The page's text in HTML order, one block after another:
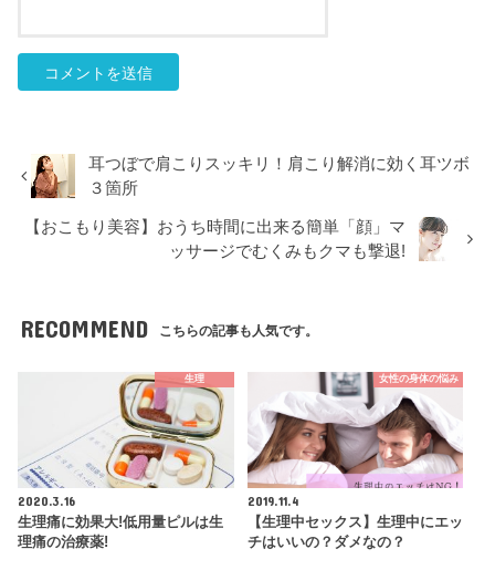
耳つぼで肩こりスッキリ！肩こり解消に効く耳ツボ
３箇所
【おこもり美容】おうち時間に出来る簡単「顔」マ
ッサージでむくみもクマも撃退!
RECOMMEND こちらの記事も人気です。
生理
2020.3.16
生理痛に効果大!低用量ピルは生
理痛の治療薬!
女性の身体の悩み
2019.11.4
【生理中セックス】生理中にエッ
チはいいの？ダメなの？